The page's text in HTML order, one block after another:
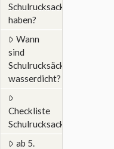
Schulrucksack
haben?
Wann
sind
Schulrucksäcke
wasserdicht?
Checkliste
Schulrucksack
ab 5.